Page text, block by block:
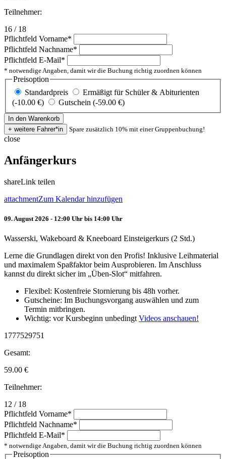
Teilnehmer:
16 / 18
Pflichtfeld Vorname*
Pflichtfeld Nachname*
Pflichtfeld E-Mail*
* notwendige Angaben, damit wir die Buchung richtig zuordnen können
Preisoption
Standardpreis
Ermäßigt für Schüler & Abiturienten
(-10.00 €)
Gutschein (-59.00 €)
Spare zusätzlich 10% mit einer Gruppenbuchung!
close
Anfängerkurs
shareLink teilen
attachmentZum Kalendar hinzufügen
09. August 2026 - 12:00 Uhr bis 14:00 Uhr
Wasserski, Wakeboard & Kneeboard Einsteigerkurs (2 Std.)
Lerne die Grundlagen direkt von den Profis! Inklusive Leihmaterial
und maximalem Spaßfaktor beim Ausprobieren. Im Anschluss
kannst du direkt sicher im „Üben-Slot“ mitfahren.
Flexibel: Kostenfreie Stornierung bis 48h vorher.
Gutscheine: Im Buchungsvorgang auswählen und zum
Termin mitbringen.
Wichtig: vor Kursbeginn unbedingt Videos anschauen!
1777529751
Gesamt:
59.00 €
Teilnehmer:
12 / 18
Pflichtfeld Vorname*
Pflichtfeld Nachname*
Pflichtfeld E-Mail*
* notwendige Angaben, damit wir die Buchung richtig zuordnen können
Preisoption